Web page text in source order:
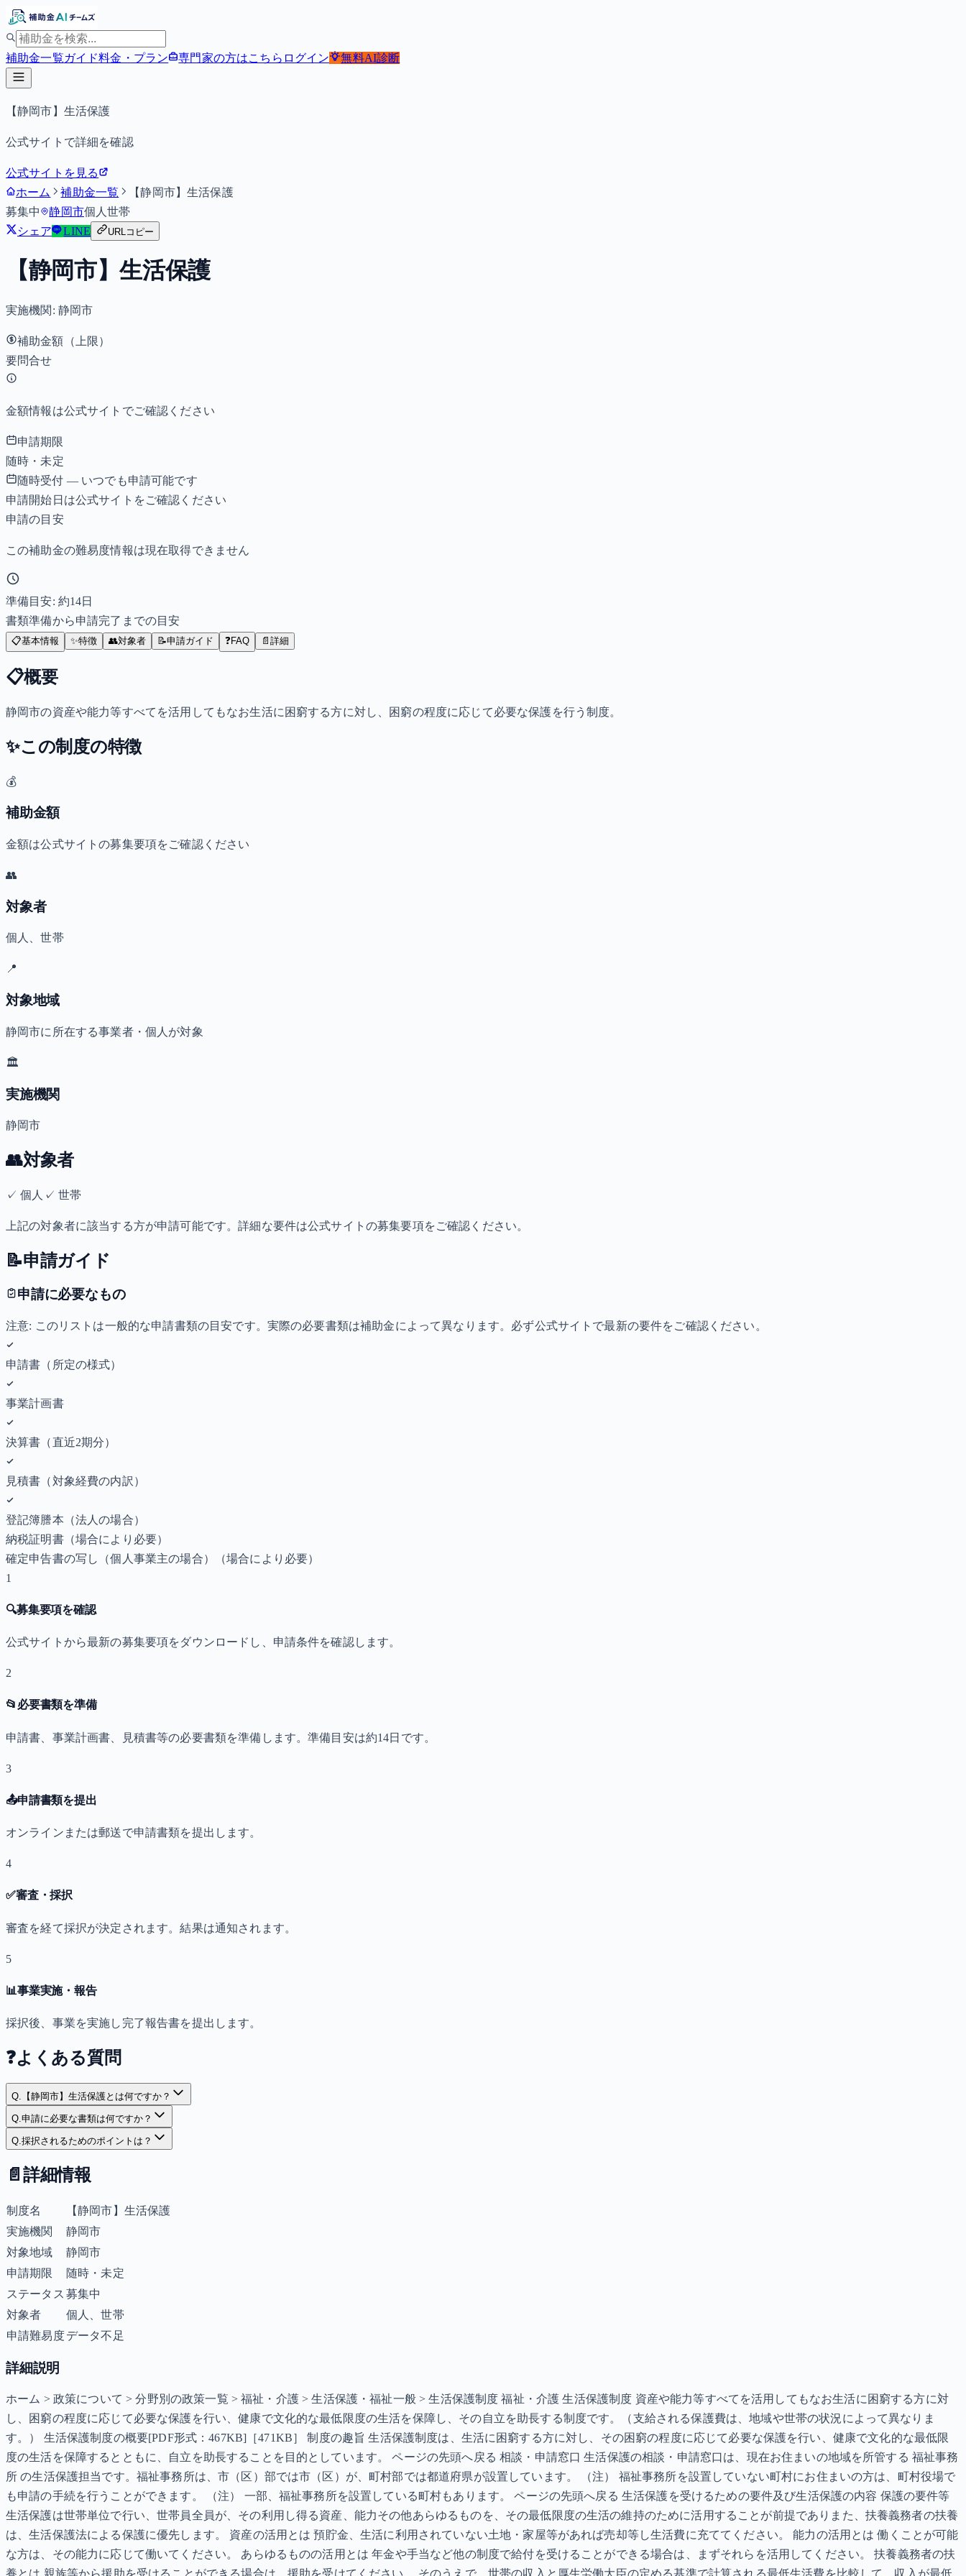
補助金一覧ガイド料金・プラン 専門家の方はこちら ログイン 無料AI診断
【静岡市】生活保護
公式サイトで詳細を確認
公式サイトを見る
ホーム
補助金一覧
【静岡市】生活保護
募集中
静岡市個人世帯
シェア
LINE URLコピー
【静岡市】生活保護
実施機関: 静岡市
補助金額（上限）
要問合せ
金額情報は公式サイトでご確認ください
申請期限
随時・未定
随時受付 — いつでも申請可能です
申請開始日は公式サイトをご確認ください
申請の目安
この補助金の難易度情報は現在取得できません
準備目安: 約14日
書類準備から申請完了までの目安
📋基本情報 ✨特徴 👥対象者 📝申請ガイド ❓FAQ 📄 詳細
📋概要
静岡市の資産や能力等すべてを活用してもなお生活に困窮する方に対し、困窮の程度に応じて必要な保護を行う制度。
✨この制度の特徴
💰
補助金額
金額は公式サイトの募集要項をご確認ください
👥
対象者
個人、世帯
📍
対象地域
静岡市に所在する事業者・個人が対象
🏛️
実施機関
静岡市
👥対象者
✓個人 ✓ 世帯
上記の対象者に該当する方が申請可能です。詳細な要件は公式サイトの募集要項をご確認ください。
📝申請ガイド
申請に必要なもの
注意: このリストは一般的な申請書類の目安です。実際の必要書類は補助金によって異なります。必ず公式サイトで最新の要件をご確認ください。
申請書（所定の様式）
事業計画書
決算書（直近2期分）
見積書（対象経費の内訳）
登記簿謄本（法人の場合）
納税証明書（場合により必要）
確定申告書の写し（個人事業主の場合）
（場合により必要）
1
🔍募集要項を確認
公式サイトから最新の募集要項をダウンロードし、申請条件を確認します。
2
📂 必要書類を準備
申請書、事業計画書、見積書等の必要書類を準備します。準備目安は約14日です。
3
📤申請書類を提出
オンラインまたは郵送で申請書類を提出します。
4
✅審査・採択
審査を経て採択が決定されます。結果は通知されます。
5
📊事業実施・報告
採択後、事業を実施し完了報告書を提出します。
❓よくある質問
Q. 【静岡市】生活保護とは何ですか？
Q.申請に必要な書類は何ですか？
Q.採択されるためのポイントは？
📄 詳細情報
制度名
【静岡市】生活保護
実施機関
静岡市
対象地域
静岡市
申請期限
随時・未定
ステータス 募集中
対象者
個人、世帯
申請難易度データ不足
詳細説明
ホーム > 政策について > 分野別の政策一覧 > 福祉・介護 > 生活保護・福祉一般 > 生活保護制度 福祉・介護 生活保護制度 資産や能力等すべてを活用してもなお生活に困窮する方に対
し、困窮の程度に応じて必要な保護を行い、健康で文化的な最低限度の生活を保障し、その自立を助長する制度です。（支給される保護費は、地域や世帯の状況によって異なりま
す。） 生活保護制度の概要[PDF形式：467KB]［471KB］ 制度の趣旨 生活保護制度は、生活に困窮する方に対し、その困窮の程度に応じて必要な保護を行い、健康で文化的な最低限
度の生活を保障するとともに、自立を助長することを目的としています。 ページの先頭へ戻る 相談・申請窓口 生活保護の相談・申請窓口は、現在お住まいの地域を所管する 福祉事務
所 の生活保護担当です。福祉事務所は、市（区）部では市（区）が、町村部では都道府県が設置しています。 （注） 福祉事務所を設置していない町村にお住まいの方は、町村役場で
も申請の手続を行うことができます。 （注） 一部、福祉事務所を設置している町村もあります。 ページの先頭へ戻る 生活保護を受けるための要件及び生活保護の内容 保護の要件等
生活保護は世帯単位で行い、世帯員全員が、その利用し得る資産、能力その他あらゆるものを、その最低限度の生活の維持のために活用することが前提でありまた、扶養義務者の扶養
は、生活保護法による保護に優先します。 資産の活用とは 預貯金、生活に利用されていない土地・家屋等があれば売却等し生活費に充ててください。 能力の活用とは 働くことが可能
な方は、その能力に応じて働いてください。 あらゆるものの活用とは 年金や手当など他の制度で給付を受けることができる場合は、まずそれらを活用してください。 扶養義務者の扶